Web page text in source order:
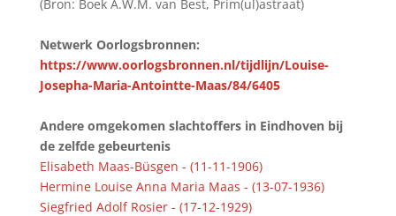
(Bron: Boek A.W.M. van Best, Prim(ul)astraat)
Netwerk Oorlogsbronnen:
https://www.oorlogsbronnen.nl/tijdlijn/Louise-
Josepha-Maria-Antointte-Maas/84/6405
Andere omgekomen slachtoffers in Eindhoven bij
de zelfde gebeurtenis
Elisabeth Maas-Büsgen - (11-11-1906)
Hermine Louise Anna Maria Maas - (13-07-1936)
Siegfried Adolf Rosier - (17-12-1929)